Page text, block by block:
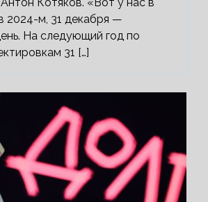
2024-м, 31 декабря —
На следующий год по
31 […]